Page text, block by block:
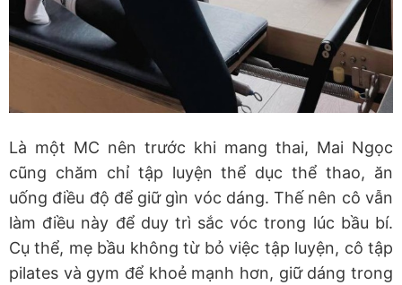
Là một MC nên trước khi mang thai, Mai Ngọc
cũng chăm chỉ tập luyện thể dục thể thao, ăn
uống điều độ để giữ gìn vóc dáng. Thế nên cô vẫn
làm điều này để duy trì sắc vóc trong lúc bầu bí.
Cụ thể, mẹ bầu không từ bỏ việc tập luyện, cô tập
pilates và gym để khoẻ mạnh hơn, giữ dáng trong